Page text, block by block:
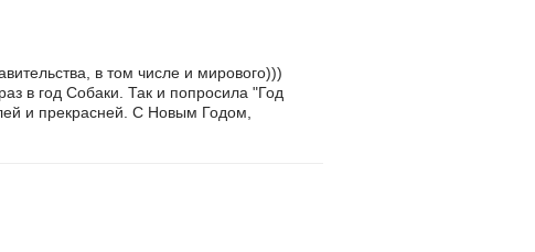
в том числе и мирового)))
в год Собаки. Так и попросила "Год
и прекрасней. С Новым Годом,